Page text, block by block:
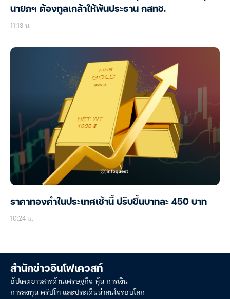
นายกฯ ต้องทูลเกล้าให้พ้นประธาน กสทช.
11:13 น.
ราคาทองคำในประเทศเช้านี้ ปรับขึ้นบาทละ 450 บาท
10:24 น.
สำนักข่าวอินโฟเควสท์
อัปเดตข่าวสารด้านเศรษฐกิจ หุ้น การเงิน
การลงทุน คริปโท และประเด็นน่าสนใจรอบโลก